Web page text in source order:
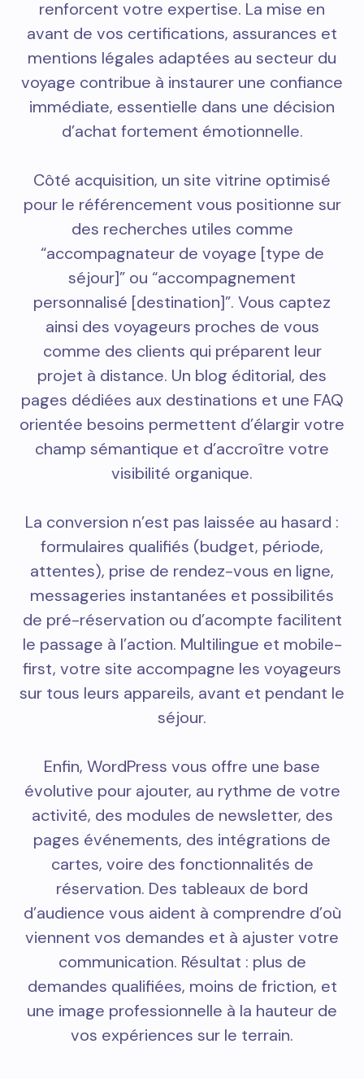
renforcent votre expertise. La mise en
avant de vos certifications, assurances et
mentions légales adaptées au secteur du
voyage contribue à instaurer une confiance
immédiate, essentielle dans une décision
d’achat fortement émotionnelle.
Côté acquisition, un site vitrine optimisé
pour le référencement vous positionne sur
des recherches utiles comme
“accompagnateur de voyage [type de
séjour]” ou “accompagnement
personnalisé [destination]”. Vous captez
ainsi des voyageurs proches de vous
comme des clients qui préparent leur
projet à distance. Un blog éditorial, des
pages dédiées aux destinations et une FAQ
orientée besoins permettent d’élargir votre
champ sémantique et d’accroître votre
visibilité organique.
La conversion n’est pas laissée au hasard :
formulaires qualifiés (budget, période,
attentes), prise de rendez-vous en ligne,
messageries instantanées et possibilités
de pré-réservation ou d’acompte facilitent
le passage à l’action. Multilingue et mobile-
first, votre site accompagne les voyageurs
sur tous leurs appareils, avant et pendant le
séjour.
Enfin, WordPress vous offre une base
évolutive pour ajouter, au rythme de votre
activité, des modules de newsletter, des
pages événements, des intégrations de
cartes, voire des fonctionnalités de
réservation. Des tableaux de bord
d’audience vous aident à comprendre d’où
viennent vos demandes et à ajuster votre
communication. Résultat : plus de
demandes qualifiées, moins de friction, et
une image professionnelle à la hauteur de
vos expériences sur le terrain.